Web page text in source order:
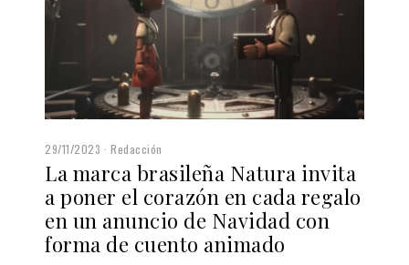
29/11/2023 Redacción
La marca brasileña Natura invita
a poner el corazón en cada regalo
en un anuncio de Navidad con
forma de cuento animado